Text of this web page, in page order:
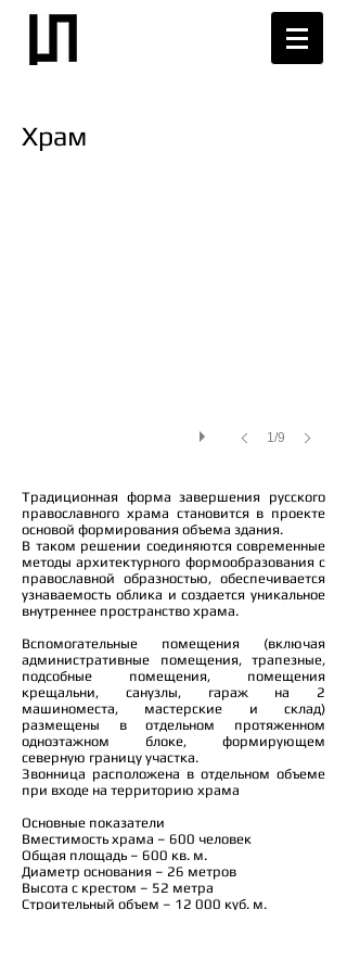
Храм
1/9
Традиционная форма завершения русского
православного храма становится в проекте
основой формирования объема здания.
В таком решении соединяются современные
методы архитектурного формообразования с
православной образностью, обеспечивается
узнаваемость облика и создается уникальное
внутреннее пространство храма.
Вспомогательные помещения (включая
административные помещения, трапезные,
подсобные помещения, помещения
крещальни, санузлы, гараж на 2
машиноместа, мастерские и склад)
размещены в отдельном протяженном
одноэтажном блоке, формирующем
северную границу участка.
Звонница расположена в отдельном объеме
при входе на территорию храма
Основные показатели
Вместимость храма – 600 человек
Общая площадь – 600 кв. м.
Диаметр основания – 26 метров
Высота с крестом – 52 метра
Строительный объем – 12 000 куб. м.